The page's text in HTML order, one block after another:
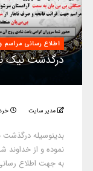
اطلاع رسانی مراسم
درگذشت نیک
مدیر سایت خرداد
بدینوسیله
نموده و از خداوند
به جهت اطلاع